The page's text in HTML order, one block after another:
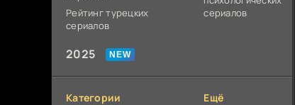
Рейтинг турецких
сериалов
сериалов
2025
Категории Ещё